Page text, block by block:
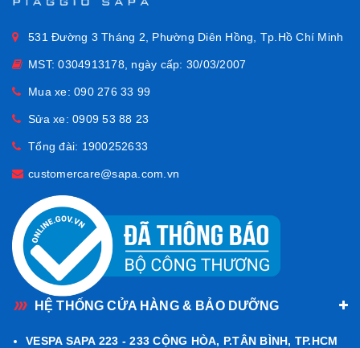
Áo thun màu xanh nhạt này không chỉ dễ phối đồ, mà còn là
cách tinh tế để bạn thể hiện cá tính – dù là đi dạo phố, café
nhất.
531 Đường 3 Tháng 2, Phường Diên Hồng, Tp.Hồ Chí Minh
MST: 0304913178, ngày cấp: 30/03/2007
Mua xe: 090 276 33 99
Sửa xe: 0909 53 88 23
Tổng đài: 1900252633
customercare@sapa.com.vn
HỆ THỐNG CỬA HÀNG & BẢO DƯỠNG
VESPA SAPA 223 - 233 CỘNG HÒA, P.TÂN BÌNH, TP.HCM